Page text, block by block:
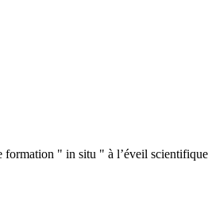
" in situ " à l’éveil